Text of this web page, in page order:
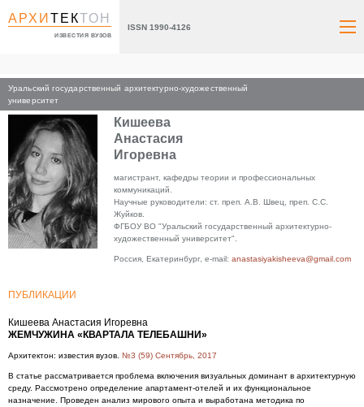
АРХИТЕКТОН
ИЗВЕСТИЯ ВУЗОВ
ISSN 1990-4126
Уральский государственный архитектурно-художественный
университет
Главная
Кишеева
Анастасия
Игоревна
магистрант, кафедры теории и профессиональных
коммуникаций.
Научные руководители: ст. преп. А.В. Швец, преп. С.С.
Жуйков.
ФГБОУ ВО "Уральский государственный архитектурно-
художественный университет".
Россия, Екатеринбург, e-mail: anastasiyakisheeva@gmail.com
ПУБЛИКАЦИИ
Кишеева Анастасия Игоревна
ЖЕМЧУЖИНА «КВАРТАЛА ТЕЛЕБАШНИ»
Архитектон: известия вузов. №3 (59) Сентябрь, 2017
В статье рассматривается проблема включения визуальных доминант в архитектурную
среду. Рассмотрено определение апартамент-отелей и их функциональное
назначение. Проведен анализ мирового опыта и выработана методика по